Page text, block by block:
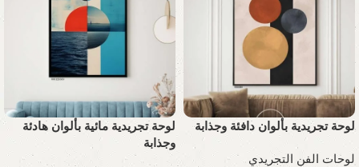
لوحة تجريدية بألوان دافئة وجذابة
لوحات الفن التجريدي
لوحة تجريدية مائية بألوان هادئة
وجذابة